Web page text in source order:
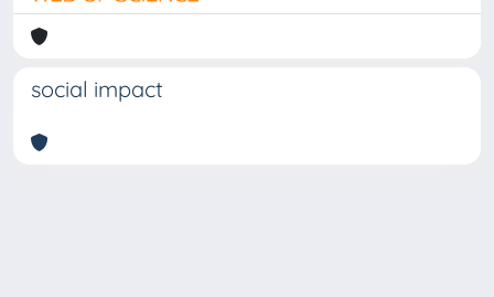
social impact